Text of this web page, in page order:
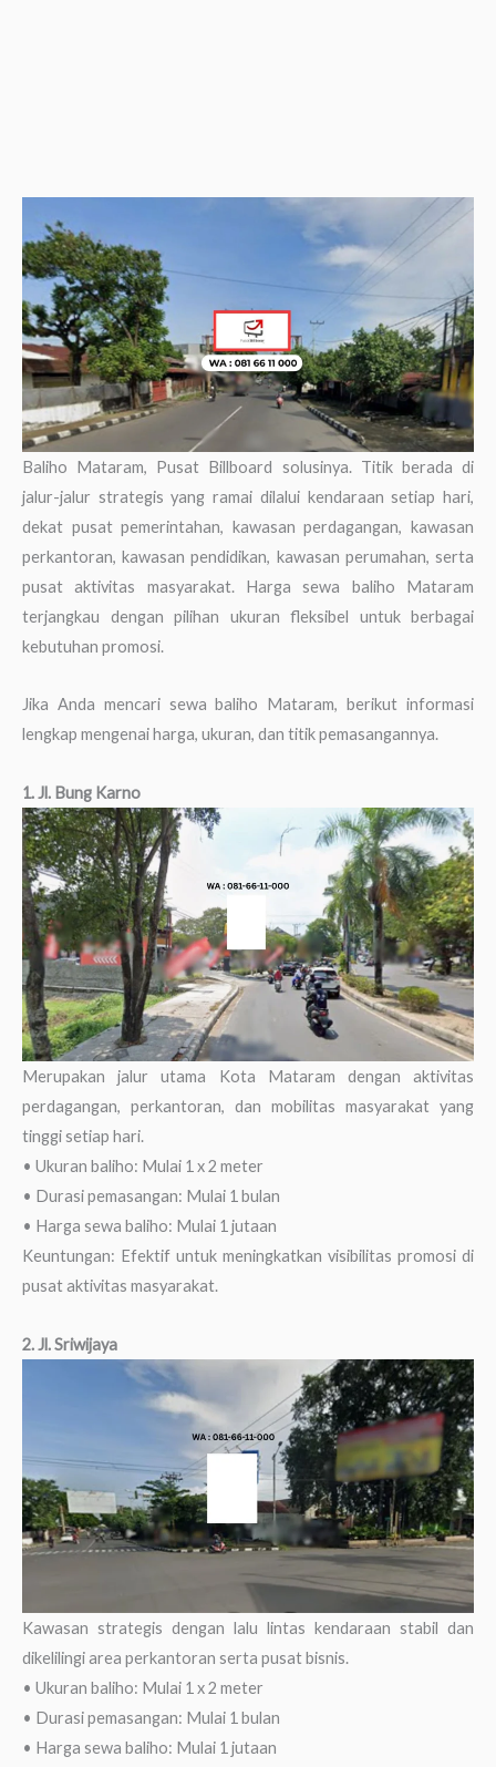
Baliho Mataram, Pusat Billboard solusinya. Titik berada di
jalur-jalur strategis yang ramai dilalui kendaraan setiap hari,
dekat pusat pemerintahan, kawasan perdagangan, kawasan
perkantoran, kawasan pendidikan, kawasan perumahan, serta
pusat aktivitas masyarakat. Harga sewa baliho Mataram
terjangkau dengan pilihan ukuran fleksibel untuk berbagai
kebutuhan promosi.
Jika Anda mencari sewa baliho Mataram, berikut informasi
lengkap mengenai harga, ukuran, dan titik pemasangannya.
1. Jl. Bung Karno
Merupakan jalur utama Kota Mataram dengan aktivitas
perdagangan, perkantoran, dan mobilitas masyarakat yang
tinggi setiap hari.
• Ukuran baliho: Mulai 1 x 2 meter
• Durasi pemasangan: Mulai 1 bulan
• Harga sewa baliho: Mulai 1 jutaan
Keuntungan: Efektif untuk meningkatkan visibilitas promosi di
pusat aktivitas masyarakat.
2. Jl. Sriwijaya
Kawasan strategis dengan lalu lintas kendaraan stabil dan
dikelilingi area perkantoran serta pusat bisnis.
• Ukuran baliho: Mulai 1 x 2 meter
• Durasi pemasangan: Mulai 1 bulan
• Harga sewa baliho: Mulai 1 jutaan